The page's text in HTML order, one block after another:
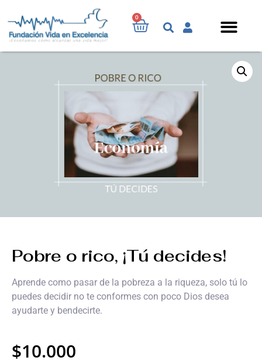
0
Pobre o rico, ¡Tú decides!
Aprende como pasar de la pobreza a la riqueza, solo tú lo
puedes decidir no te conformes con poco Dios desea
ayudarte y bendecirte.
$10.000